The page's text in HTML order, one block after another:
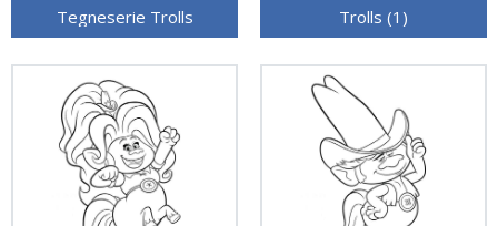
Tegneserie Trolls Trolls (1)